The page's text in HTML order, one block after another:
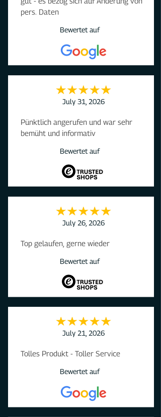
pers. Daten
Bewertet auf
July 31, 2026
Pünktlich angerufen und war sehr
bemüht und informativ
Bewertet auf
July 26, 2026
Top gelaufen, gerne wieder
Bewertet auf
July 21, 2026
Tolles Produkt - Toller Service
Bewertet auf